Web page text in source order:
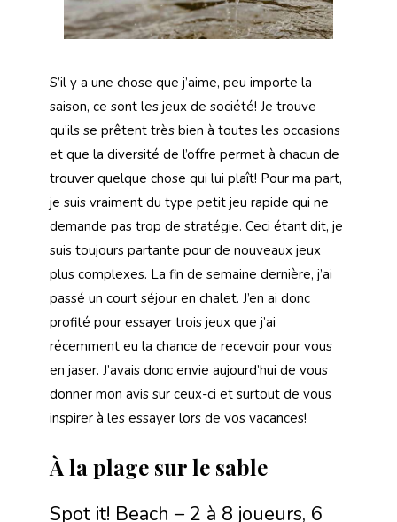
S’il y a une chose que j’aime, peu importe la
saison, ce sont les jeux de société! Je trouve
qu’ils se prêtent très bien à toutes les occasions
et que la diversité de l’offre permet à chacun de
trouver quelque chose qui lui plaît! Pour ma part,
je suis vraiment du type petit jeu rapide qui ne
demande pas trop de stratégie. Ceci étant dit, je
suis toujours partante pour de nouveaux jeux
plus complexes. La fin de semaine dernière, j’ai
passé un court séjour en chalet. J’en ai donc
profité pour essayer trois jeux que j’ai
récemment eu la chance de recevoir pour vous
en jaser. J’avais donc envie aujourd’hui de vous
donner mon avis sur ceux-ci et surtout de vous
inspirer à les essayer lors de vos vacances!
À la plage sur le sable
Spot it! Beach – 2 à 8 joueurs, 6